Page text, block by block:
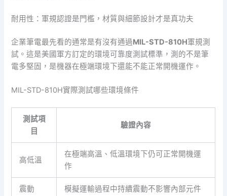
耐用性：軍規認證是門檻，材質與細節設計才是真功夫
企業筆電最先看的通常是有沒有通過MIL-STD-810H軍規測
試。這是美國軍方訂定的環境可靠度測試標準，測的不是筆
電多堅固，是機器在極端環境下還能不能正常開機運作。
MIL-STD-810H實際測試哪些環境條件
測試項
目
驗證內容
高低溫
在極端高溫、低溫環境下仍可正常開機運
作
震動 模擬運輸過程中持續震動不影響內部元件